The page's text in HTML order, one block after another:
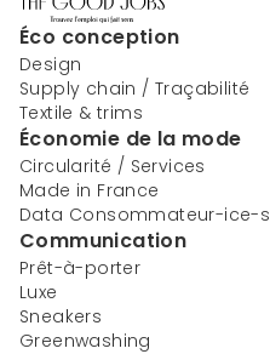
Éco conception
Design
Supply chain / Traçabilité
Textile & trims
Économie de la mode
Circularité / Services
Made in France
Data Consommateur-ice-s
Communication
Prêt-à-porter
Luxe
Sneakers
Greenwashing